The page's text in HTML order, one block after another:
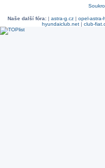
Naše další fóra: | astra-g.cz | opel-astra-
hyundaiclub.net| club-